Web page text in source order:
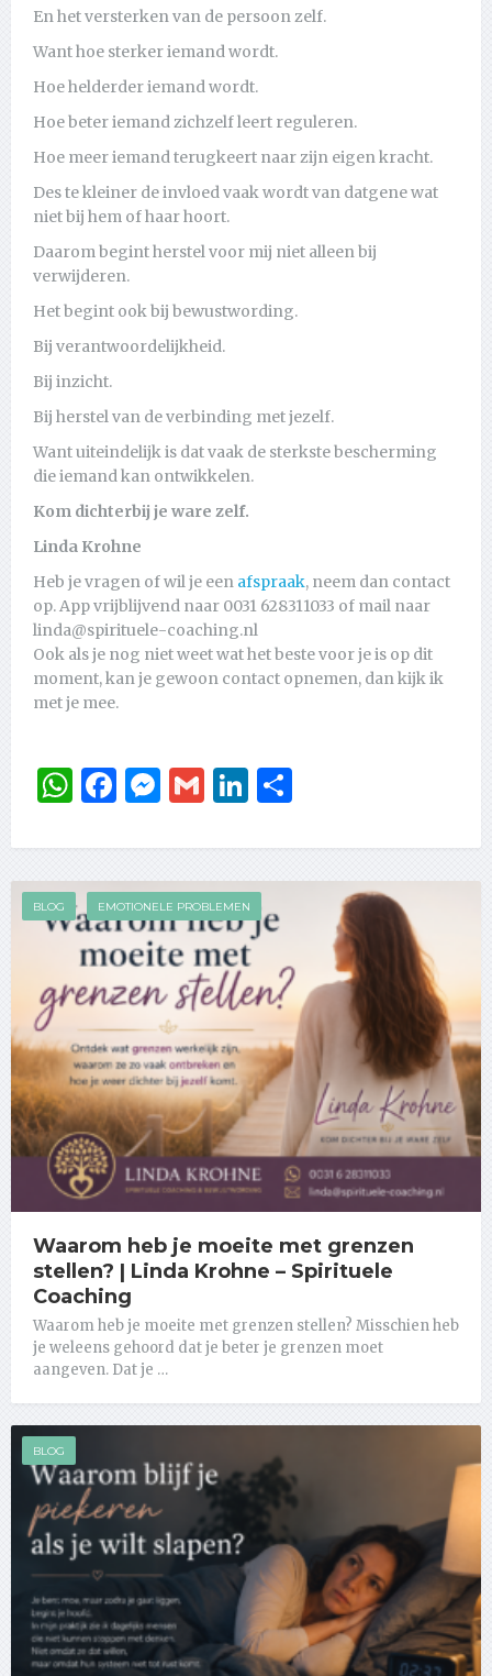
En het versterken van de persoon zelf.
Want hoe sterker iemand wordt.
Hoe helderder iemand wordt.
Hoe beter iemand zichzelf leert reguleren.
Hoe meer iemand terugkeert naar zijn eigen kracht.
Des te kleiner de invloed vaak wordt van datgene wat
niet bij hem of haar hoort.
Daarom begint herstel voor mij niet alleen bij
verwijderen.
Het begint ook bij bewustwording.
Bij verantwoordelijkheid.
Bij inzicht.
Bij herstel van de verbinding met jezelf.
Want uiteindelijk is dat vaak de sterkste bescherming
die iemand kan ontwikkelen.
Kom dichterbij je ware zelf.
Linda Krohne
Heb je vragen of wil je een afspraak, neem dan contact
op. App vrijblijvend naar 0031 628311033 of mail naar
linda@spirituele-coaching.nl
Ook als je nog niet weet wat het beste voor je is op dit
moment, kan je gewoon contact opnemen, dan kijk ik
met je mee.
WhatsApp
Facebook
Messenger
GmailLinkedIn
BLOG EMOTIONELE PROBLEMEN
Waarom heb je moeite met grenzen
stellen? | Linda Krohne – Spirituele
Coaching
Waarom heb je moeite met grenzen stellen? Misschien heb
je weleens gehoord dat je beter je grenzen moet
aangeven. Dat je …
BLOG